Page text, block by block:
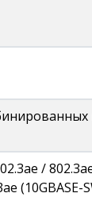
/
(10GBASE-